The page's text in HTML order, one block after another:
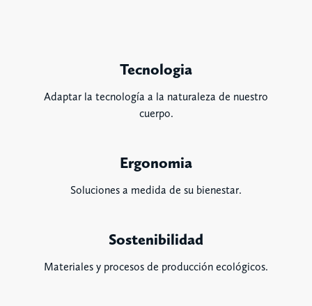
Tecnologia
Adaptar la tecnología a la naturaleza de nuestro
cuerpo.
Ergonomia
Soluciones a medida de su bienestar.
Sostenibilidad
Materiales y procesos de producción ecológicos.